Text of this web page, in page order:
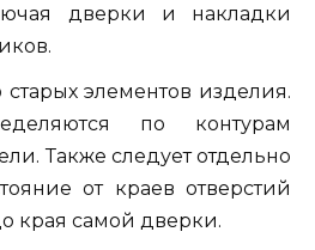
дверки и накладки
элементов изделия.
по контурам
Также следует отдельно
от краев отверстий
края самой дверки.